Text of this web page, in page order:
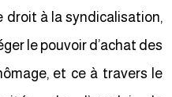
droit à la syndicalisation,
le pouvoir d’achat des
et ce à travers le